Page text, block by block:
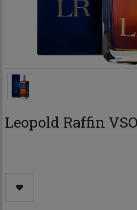
Leopold Raffin